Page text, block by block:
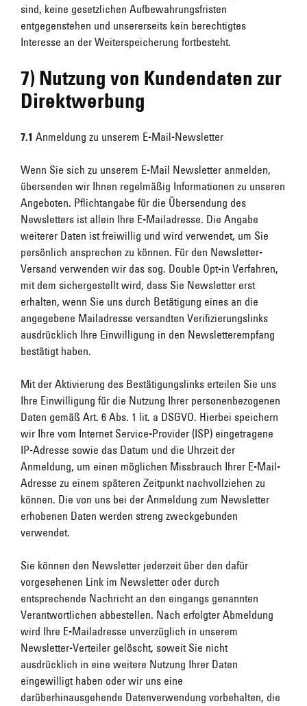
sind, keine gesetzlichen Aufbewahrungsfristen
entgegenstehen und unsererseits kein berechtigtes
Interesse an der Weiterspeicherung fortbesteht.
7) Nutzung von Kundendaten zur
Direktwerbung
7.1 Anmeldung zu unserem E-Mail-Newsletter
Wenn Sie sich zu unserem E-Mail Newsletter anmelden,
übersenden wir Ihnen regelmäßig Informationen zu unseren
Angeboten. Pflichtangabe für die Übersendung des
Newsletters ist allein Ihre E-Mailadresse. Die Angabe
weiterer Daten ist freiwillig und wird verwendet, um Sie
persönlich ansprechen zu können. Für den Newsletter-
Versand verwenden wir das sog. Double Opt-in Verfahren,
mit dem sichergestellt wird, dass Sie Newsletter erst
erhalten, wenn Sie uns durch Betätigung eines an die
angegebene Mailadresse versandten Verifizierungslinks
ausdrücklich Ihre Einwilligung in den Newsletterempfang
bestätigt haben.
Mit der Aktivierung des Bestätigungslinks erteilen Sie uns
Ihre Einwilligung für die Nutzung Ihrer personenbezogenen
Daten gemäß Art. 6 Abs. 1 lit. a DSGVO. Hierbei speichern
wir Ihre vom Internet Service-Provider (ISP) eingetragene
IP-Adresse sowie das Datum und die Uhrzeit der
Anmeldung, um einen möglichen Missbrauch Ihrer E-Mail-
Adresse zu einem späteren Zeitpunkt nachvollziehen zu
können. Die von uns bei der Anmeldung zum Newsletter
erhobenen Daten werden streng zweckgebunden
verwendet.
Sie können den Newsletter jederzeit über den dafür
vorgesehenen Link im Newsletter oder durch
entsprechende Nachricht an den eingangs genannten
Verantwortlichen abbestellen. Nach erfolgter Abmeldung
wird Ihre E-Mailadresse unverzüglich in unserem
Newsletter-Verteiler gelöscht, soweit Sie nicht
ausdrücklich in eine weitere Nutzung Ihrer Daten
eingewilligt haben oder wir uns eine
darüberhinausgehende Datenverwendung vorbehalten, die